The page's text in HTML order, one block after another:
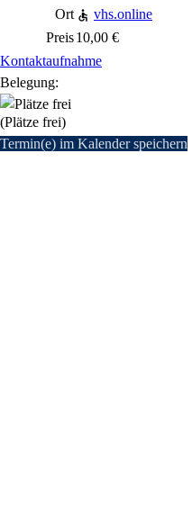
Ort
vhs.online
Preis10,00 €
Kontaktaufnahme
Belegung:
(Plätze frei)
Termin(e) im Kalender speichern